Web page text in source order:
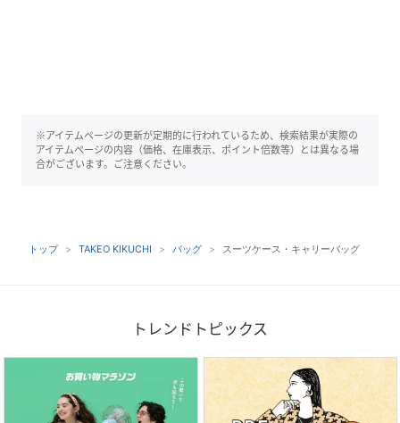
※アイテムページの更新が定期的に行われているため、検索結果が実際の
アイテムページの内容（価格、在庫表示、ポイント倍数等）とは異なる場
合がございます。ご注意ください。
トップ TAKEO KIKUCHI バッグ スーツケース・キャリーバッグ
トレンドトピックス